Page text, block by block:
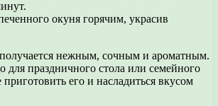
окуня горячим, украсив
нежным, сочным и ароматным.
для праздничного стола или семейного
его и насладиться вкусом